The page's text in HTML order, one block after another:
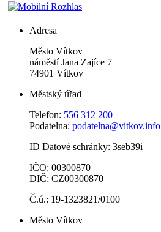
Adresa
Město Vítkov
náměstí Jana Zajíce 7
74901 Vítkov
Městský úřad
Telefon: 556 312 200
Podatelna: podatelna@vitkov.info
ID Datové schránky: 3seb39i
IČO: 00300870
DIČ: CZ00300870
Č.ú.: 19-1323821/0100
Město Vítkov